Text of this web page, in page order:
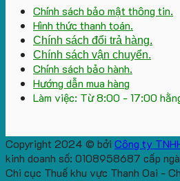
Chính sách bảo mật thông tin.
Hình thức thanh toán.
Chính sách đổi trả hàng.
Chính sách vận chuyển.
Chính sách bảo hành.
Hướng dẫn mua hàng
Làm việc: Từ 8:00 - 17:00
Copyright 2024 © bởi Công ty
kinh doanh số: 0108958687 cấp
Chi cục Thuế khu vực Thanh Oai -